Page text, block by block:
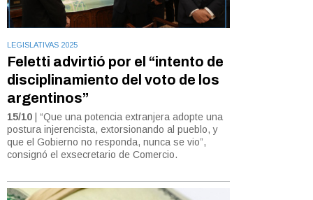
LEGISLATIVAS 2025
Feletti advirtió por el “intento de
disciplinamiento del voto de los
argentinos”
15/10 | “Que una potencia extranjera adopte una
postura injerencista, extorsionando al pueblo, y
que el Gobierno no responda, nunca se vio”,
consignó el exsecretario de Comercio.